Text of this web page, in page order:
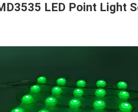
LED Point Light